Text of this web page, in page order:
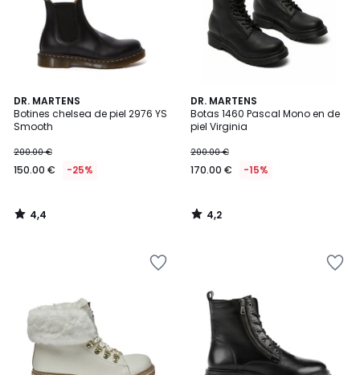
DR. MARTENS
Botines chelsea de piel 2976 YS
Smooth
200.00 €
150.00 € -25%
4,4
/ 5
4,4
/
DR. MARTENS
Botas 1460 Pascal Mono en de
piel Virginia
200.00 €
170.00 € -15%
4,2
/ 5
4,2
/